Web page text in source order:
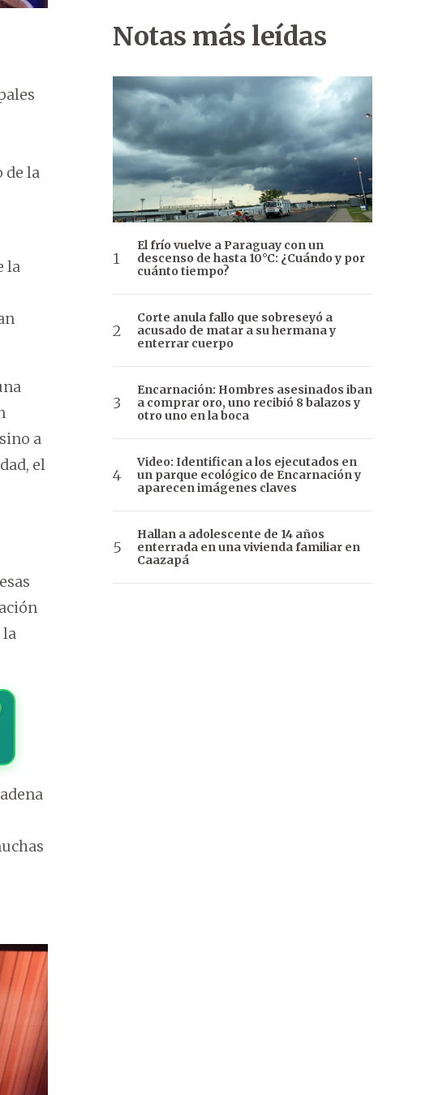
de la
la
a
el
la
Notas más leídas
El frío vuelve a Paraguay con un
descenso de hasta 10°C: ¿Cuándo y por
cuánto tiempo?
Corte anula fallo que sobreseyó a
acusado de matar a su hermana y
enterrar cuerpo
Encarnación: Hombres asesinados iban
a comprar oro, uno recibió 8 balazos y
otro uno en la boca
Video: Identifican a los ejecutados en
un parque ecológico de Encarnación y
aparecen imágenes claves
Hallan a adolescente de 14 años
enterrada en una vivienda familiar en
Caazapá